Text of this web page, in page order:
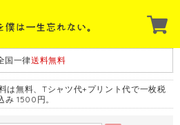
国一律送料無料
は無料、Tシャツ代+プリント代で一枚税
み 1500円。